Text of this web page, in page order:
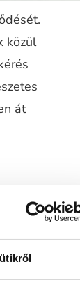
közül
át